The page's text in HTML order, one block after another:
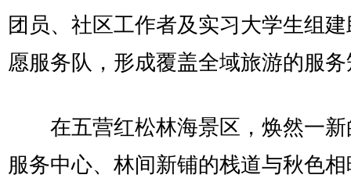
团员、社区工作者及实习大学生组
愿服务队，形成覆盖全域旅游的服
在五营红松林海景区，焕然一新
服务中心、林间新铺的栈道与秋色